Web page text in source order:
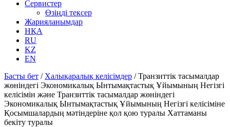
Сервистер
Өзіңді тексер
Жарияланымдар
НҚА
RU
KZ
EN
Басты бет / Халықаралық келісімдер /Транзиттік тасымалдар
жөніндегі Экономикалық Ынтымақтастық Ұйымының Негізгі
келісімін және Транзиттік тасымалдар жөніндегі
Экономикалық Ынтымақтастық Ұйымының Негізгі келісіміне
Қосымшалардың мәтіндеріне қол қою туралы Хаттаманы
бекіту туралы